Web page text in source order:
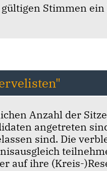
Stimmen
Anzahl der
angetreten
sind. Die
auf ihre (Kreis-